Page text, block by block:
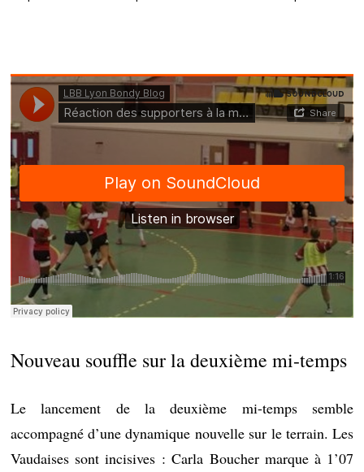
Nouveau souffle sur la deuxième mi-temps
Le lancement de la deuxième mi-temps semble
accompagné d’une dynamique nouvelle sur le terrain. Les
Vaudaises sont incisives : Carla Boucher marque à 1’07